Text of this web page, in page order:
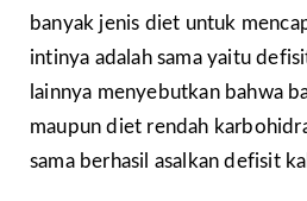
banyak jenis diet untuk
intinya adalah sama yaitu
lainnya menyebutkan bahwa
maupun diet rendah
sama berhasil asalkan defisit